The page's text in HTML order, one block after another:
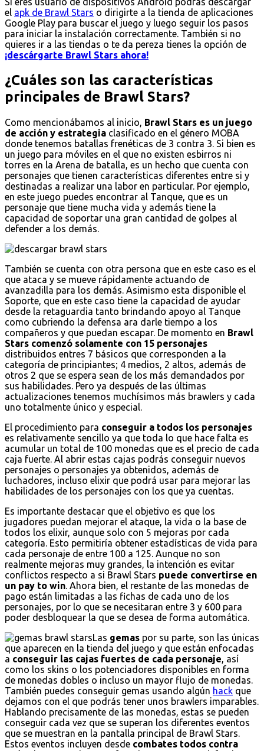
el apk de Brawl Stars o dirigirte a la tienda de aplicaciones
Google Play para buscar el juego y luego seguir los pasos
para iniciar la instalación correctamente. También si no
quieres ir a las tiendas o te da pereza tienes la opción de
¡descárgarte Brawl Stars ahora!
¿Cuáles son las características
principales de Brawl Stars?
Como mencionábamos al inicio, Brawl Stars es un juego
de acción y estrategia clasificado en el género MOBA
donde tenemos batallas frenéticas de 3 contra 3. Si bien es
un juego para móviles en el que no existen esbirros ni
torres en la Arena de batalla, es un hecho que cuenta con
personajes que tienen características diferentes entre si y
destinadas a realizar una labor en particular. Por ejemplo,
en este juego puedes encontrar al Tanque, que es un
personaje que tiene mucha vida y además tiene la
capacidad de soportar una gran cantidad de golpes al
defender a los demás.
También se cuenta con otra persona que en este caso es el
que ataca y se mueve rápidamente actuando de
avanzadilla para los demás. Asimismo esta disponible el
Soporte, que en este caso tiene la capacidad de ayudar
desde la retaguardia tanto brindando apoyo al Tanque
como cubriendo la defensa ara darle tiempo a los
compañeros y que puedan escapar. De momento en Brawl
Stars comenzó solamente con 15 personajes
distribuidos entres 7 básicos que corresponden a la
categoría de principiantes; 4 medios, 2 altos, además de
otros 2 que se espera sean de los más demandados por
sus habilidades. Pero ya después de las últimas
actualizaciones tenemos muchísimos más brawlers y cada
uno totalmente único y especial.
El procedimiento para conseguir a todos los personajes
es relativamente sencillo ya que toda lo que hace falta es
acumular un total de 100 monedas que es el precio de cada
caja fuerte. Al abrir estas cajas podrás conseguir nuevos
personajes o personajes ya obtenidos, además de
luchadores, incluso elixir que podrá usar para mejorar las
habilidades de los personajes con los que ya cuentas.
Es importante destacar que el objetivo es que los
jugadores puedan mejorar el ataque, la vida o la base de
todos los elixir, aunque solo con 5 mejoras por cada
categoría. Esto permitiría obtener estadísticas de vida para
cada personaje de entre 100 a 125. Aunque no son
realmente mejoras muy grandes, la intención es evitar
conflictos respecto a si Brawl Stars puede convertirse en
un pay to win . Ahora bien, el restante de las monedas de
pago están limitadas a las fichas de cada uno de los
personajes, por lo que se necesitaran entre 3 y 600 para
poder desbloquear la que se desea de forma automática.
Las gemas por su parte, son las únicas
que aparecen en la tienda del juego y que están enfocadas
a conseguir las cajas fuertes de cada personaje , así
como los skins o los potenciadores disponibles en forma
de monedas dobles o incluso un mayor flujo de monedas.
También puedes conseguir gemas usando algún hack que
dejamos con el que podrás tener unos brawlers imparables.
Hablando precisamente de las monedas, estas se pueden
conseguir cada vez que se superan los diferentes eventos
que se muestran en la pantalla principal de Brawl Stars.
Estos eventos incluyen desde combates todos contra